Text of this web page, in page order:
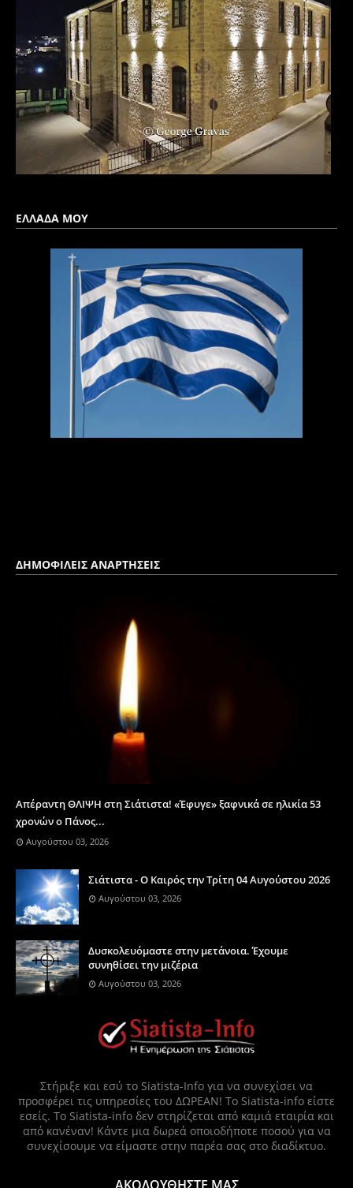
ΕΛΛΑΔΑ ΜΟΥ
ΔΗΜΟΦΙΛΕΙΣ ΑΝΑΡΤΗΣΕΙΣ
Απέραντη ΘΛΙΨΗ στη Σιάτιστα! «Έφυγε» ξαφνικά σε ηλικία 53
χρονών ο Πάνος...
Αυγούστου 03, 2026
Σιάτιστα - Ο Καιρός την Τρίτη 04 Αυγούστου 2026
Αυγούστου 03, 2026
Δυσκολευόμαστε στην μετάνοια. Έχουμε
συνηθίσει την μιζέρια
Αυγούστου 03, 2026
Στήριξε και εσύ το Siatista-Info για να συνεχίσει να
προσφέρει τις υπηρεσίες του ΔΩΡΕΑΝ! Το Siatista-info είστε
εσείς. Το Siatista-info δεν στηρίζεται από καμιά εταιρία και
από κανέναν! Κάντε μια δωρεά οποιοδήποτε ποσού για να
συνεχίσουμε να είμαστε στην παρέα σας στο διαδίκτυο.